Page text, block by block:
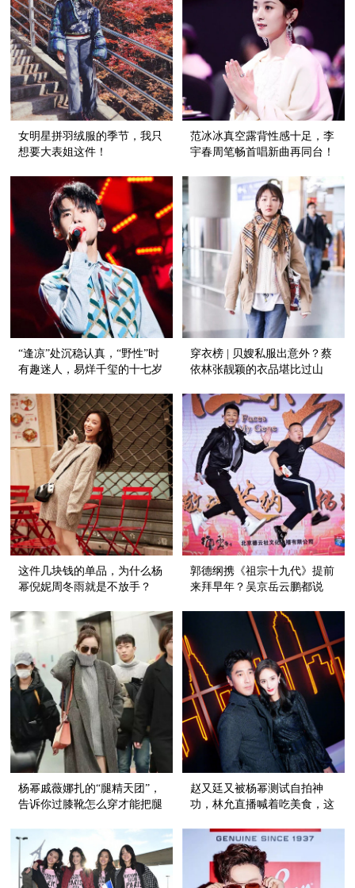
女明星拼羽绒服的季节，我只
想要大表姐这件！
范冰冰真空露背性感十足，李
宇春周笔畅首唱新曲再同台！
“逢凉”处沉稳认真，“野性”时
有趣迷人，易烊千玺的十七岁
穿衣榜 | 贝嫂私服出意外？蔡
依林张靓颖的衣品堪比过山
这件几块钱的单品，为什么杨
幂倪妮周冬雨就是不放手？
郭德纲携《祖宗十九代》提前
来拜早年？吴京岳云鹏都说
杨幂戚薇娜扎的“腿精天团”，
告诉你过膝靴怎么穿才能把腿
赵又廷又被杨幂测试自拍神
功，林允直播喊着吃美食，这